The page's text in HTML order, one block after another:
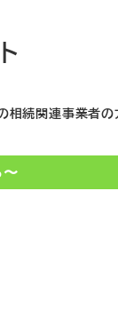
相続関連事業者の